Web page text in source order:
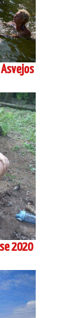
2020